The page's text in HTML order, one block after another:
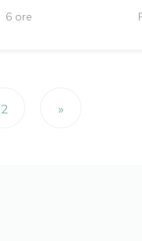
6 ore
degli
2 »